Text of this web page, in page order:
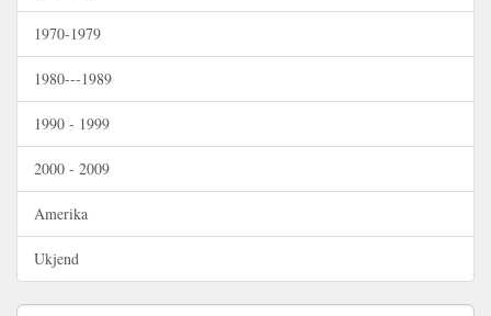
1970-1979
1980---1989
1990 - 1999
2000 - 2009
Amerika
Ukjend